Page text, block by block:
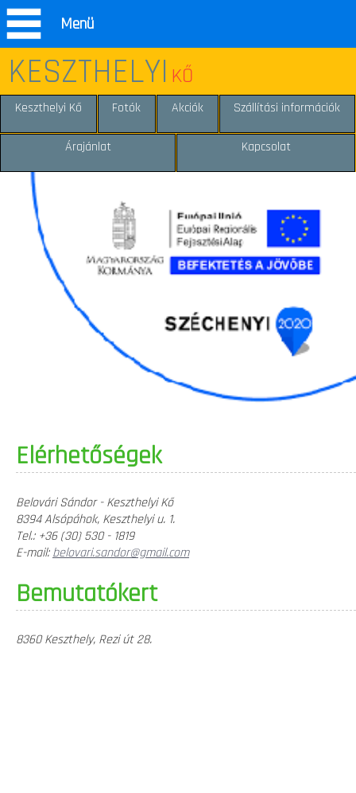
KESZTHELYI KŐ
Keszthelyi Kő Fotók Akciók Szállítási információk
Árajánlat Kapcsolat
Menü
Elérhetőségek
Belovári Sándor - Keszthelyi Kő
8394 Alsópáhok, Keszthelyi u. 1.
Tel.: +36 (30) 530 - 1819
E-mail:belovari.sandor@gmail.com
Bemutatókert
8360 Keszthely, Rezi út 28.